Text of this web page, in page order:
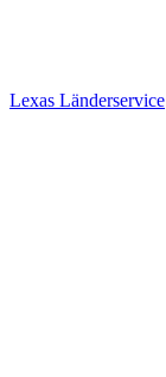
Lexas Länderservice